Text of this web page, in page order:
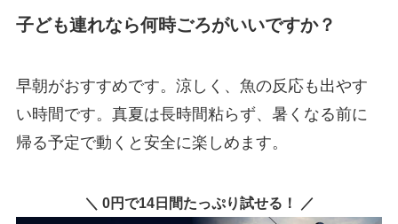
子ども連れなら何時ごろがいいですか？
早朝がおすすめです。涼しく、魚の反応も出やす
い時間です。真夏は長時間粘らず、暑くなる前に
帰る予定で動くと安全に楽しめます。
＼ 0円で14日間たっぷり試せる！ ／